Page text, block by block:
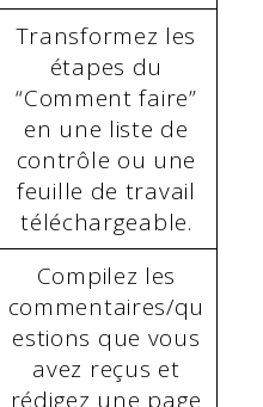
Transformez les
étapes du
“Comment faire”
en une liste de
contrôle ou une
feuille de travail
téléchargeable.
Compilez les
commentaires/qu
estions que vous
avez reçus et
rédigez une page